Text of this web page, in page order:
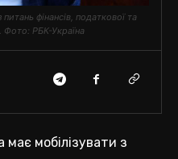
фінансів, податкової та
Фото: РБК-Україна
має мобілізувати з